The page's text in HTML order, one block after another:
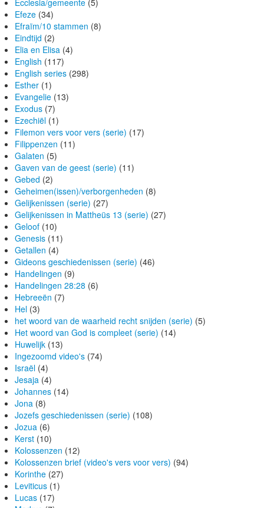
Ecclesia/gemeente (5)
Efeze (34)
Efraïm/10 stammen (8)
Eindtijd (2)
Elia en Elisa (4)
English (117)
English series (298)
Esther (1)
Evangelie (13)
Exodus (7)
Ezechiël (1)
Filemon vers voor vers (serie) (17)
Filippenzen (11)
Galaten (5)
Gaven van de geest (serie) (11)
Gebed (2)
Geheimen(issen)/verborgenheden (8)
Gelijkenissen (serie) (27)
Gelijkenissen in Mattheüs 13 (serie) (27)
Geloof (10)
Genesis (11)
Getallen (4)
Gideons geschiedenissen (serie) (46)
Handelingen (9)
Handelingen 28:28 (6)
Hebreeën (7)
Hel (3)
het woord van de waarheid recht snijden (serie) (5)
Het woord van God is compleet (serie) (14)
Huwelijk (13)
Ingezoomd video's (74)
Israël (4)
Jesaja (4)
Johannes (14)
Jona (8)
Jozefs geschiedenissen (serie) (108)
Jozua (6)
Kerst (10)
Kolossenzen (12)
Kolossenzen brief (video's vers voor vers) (94)
Korinthe (27)
Leviticus (1)
Lucas (17)